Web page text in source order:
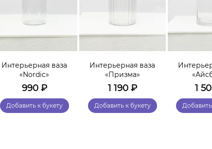
Интерьерная ваза
«Nordic»
990₽
Добавить к букету
Интерьерная ваза
«Призма»
1 190₽
Добавить к букету
1